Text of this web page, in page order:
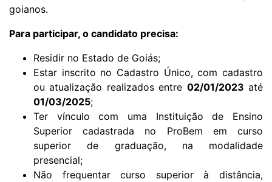
goianos.
Para participar, o candidato precisa:
Residir no Estado de Goiás;
Estar inscrito no Cadastro Único, com cadastro
ou atualização realizados entre 02/01/2023 até
01/03/2025;
Ter vínculo com uma Instituição de Ensino
Superior cadastrada no ProBem em curso
superior de graduação, na modalidade
presencial;
Não frequentar curso superior à distância,